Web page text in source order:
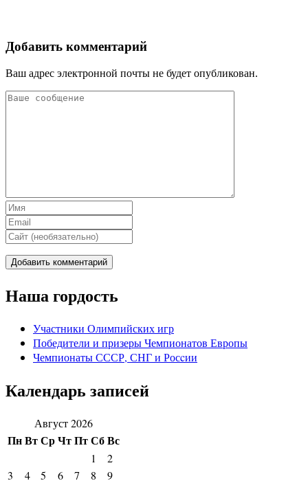
Добавить комментарий
Ваш адрес электронной почты не будет опубликован.
Наша гордость
Участники Олимпийских игр
Победители и призеры Чемпионатов Европы
Чемпионаты СССР, СНГ и Росcии
Календарь записей
Август 2026
ПнВтСрЧтПтСбВс
1
2
3
4 5 6 7 8
9